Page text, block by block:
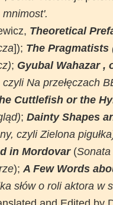
Theoretical
]); The Pragmatists
; Gyubal Wahazar
czyli Na przełęczach
Cuttlefish or the
; Dainty Shapes
czyli Zielona
in Mordovar (
); A Few Words
słów o roli aktora w